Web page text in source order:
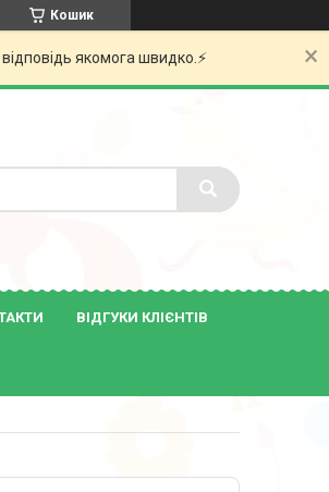
Кошик
якомога швидко.⚡️
ВІДГУКИ КЛІЄНТІВ